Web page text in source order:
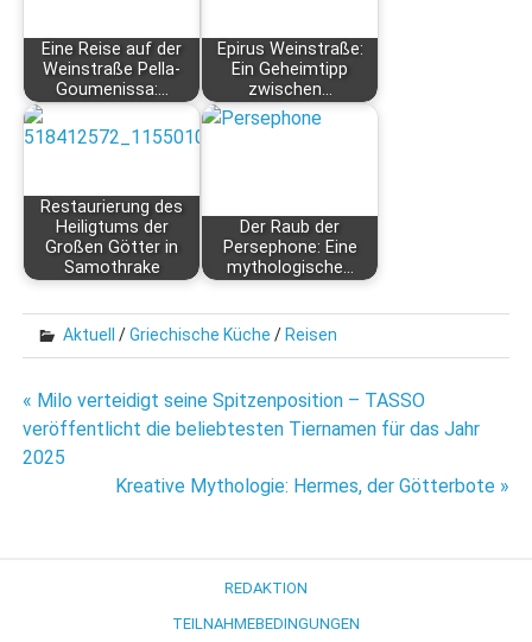
Eine Reise auf der
Weinstraße Pella-
Goumenissa:…
Epirus Weinstraße:
Ein Geheimtipp
zwischen…
Restaurierung des
Heiligtums der
Großen Götter in
Samothrake
Der Raub der
Persephone: Eine
mythologische…
Aktuell /Griechische Küche / Reisen
Beitragsnavigation
« Milo verteidigt seine Spitzenposition – TASSO
veröffentlicht die beliebtesten Tiernamen für das Jahr
2025
Kreative Mythologie: Hermes, der Götterbote »
REDAKTION
TEILNAHMEBEDINGUNGEN